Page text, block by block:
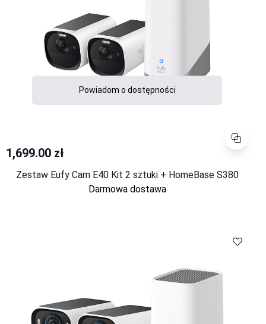
Porównaj
Powiadom o dostępności
1,699.00 zł
Zestaw Eufy Cam E40 Kit 2 sztuki + HomeBase S380
Darmowa dostawa